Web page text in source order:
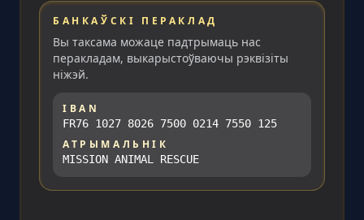
БАНКАЎСКІ ПЕРАКЛАД
Вы таксама можаце падтрымаць нас
перакладам, выкарыстоўваючы рэквізіты
ніжэй.
IBAN
FR76 1027 8026 7500 0214 7550 125
АТРЫМАЛЬНІК
MISSION ANIMAL RESCUE